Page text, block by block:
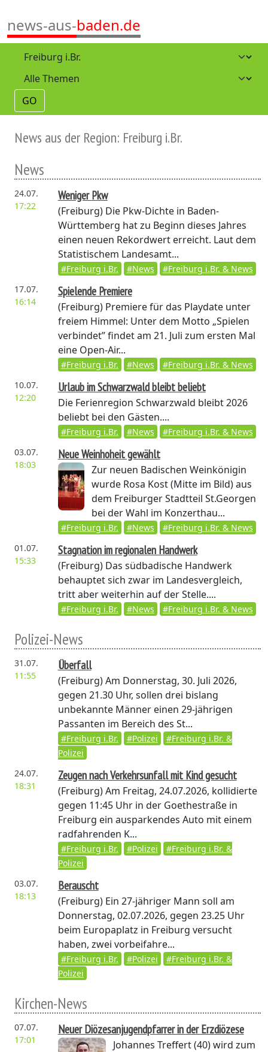
news-aus-baden.de
GO
News aus der Region: Freiburg i.Br.
News
24.07.
17:22
Weniger Pkw
(Freiburg)Die Pkw-Dichte in Baden-
Württemberg hat zu Beginn dieses Jahres
einen neuen Rekordwert erreicht. Laut dem
Statistischem Landesamt...
#Freiburg i.Br. #News
#Freiburg i.Br. & News
17.07.
16:14
Spielende Premiere
(Freiburg)Premiere für das Playdate unter
freiem Himmel: Unter dem Motto „Spielen
verbindet” findet am 21. Juli zum ersten Mal
eine Open-Air...
#Freiburg i.Br. #News
#Freiburg i.Br. & News
10.07.
12:20
Urlaub im Schwarzwald bleibt beliebt
Die Ferienregion Schwarzwald bleibt 2026
beliebt bei den Gästen....
#Freiburg i.Br. #News
#Freiburg i.Br. & News
03.07.
18:03
Neue Weinhoheit gewählt
Zur neuen Badischen Weinkönigin
wurde Rosa Kost (Mitte im Bild) aus
dem Freiburger Stadtteil St.Georgen
bei der Wahl im Konzerthau...
#Freiburg i.Br. #News
#Freiburg i.Br. & News
01.07.
15:33
Stagnation im regionalen Handwerk
(Freiburg)Das südbadische Handwerk
behauptet sich zwar im Landesvergleich,
tritt aber weiterhin auf der Stelle....
#Freiburg i.Br. #News #Freiburg i.Br. & News
Polizei-News
31.07.
11:55
Überfall
(Freiburg)Am Donnerstag, 30. Juli 2026,
gegen 21.30 Uhr, sollen drei bislang
unbekannte Männer einen 29-jährigen
Passanten im Bereich des St...
#Freiburg i.Br. #Polizei
#Freiburg i.Br. &
Polizei
24.07.
18:31
Zeugen nach Verkehrsunfall mit Kind gesucht
(Freiburg)Am Freitag, 24.07.2026, kollidierte
gegen 11:45 Uhr in der Goethestraße in
Freiburg ein ausparkendes Auto mit einem
radfahrenden K...
#Freiburg i.Br. #Polizei
#Freiburg i.Br. &
Polizei
03.07.
18:13
Berauscht
(Freiburg)Ein 27-jähriger Mann soll am
Donnerstag, 02.07.2026, gegen 23.25 Uhr
beim Europaplatz in Freiburg versucht
haben, zwei vorbeifahre...
#Freiburg i.Br. #Polizei
#Freiburg i.Br. &
Polizei
Kirchen-News
07.07.
17:01
Neuer Diözesanjugendpfarrer in der Erzdiözese
Johannes Treffert (40) wird zum